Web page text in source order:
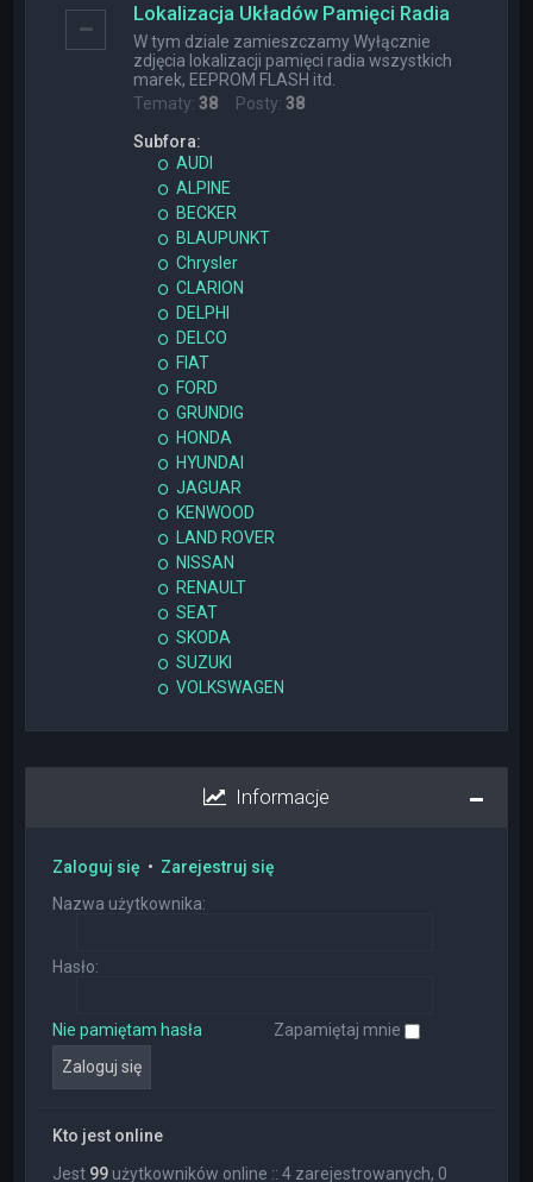
Lokalizacja Układów Pamięci Radia
W tym dziale zamieszczamy Wyłącznie
zdjęcia lokalizacji pamięci radia wszystkich
marek, EEPROM FLASH itd.
Tematy:38 Posty:38
Subfora:
AUDI
ALPINE
BECKER
BLAUPUNKT
Chrysler
CLARION
DELPHI
DELCO
FIAT
FORD
GRUNDIG
HONDA
HYUNDAI
JAGUAR
KENWOOD
LAND ROVER
NISSAN
RENAULT
SEAT
SKODA
SUZUKI
VOLKSWAGEN
Informacje
Zaloguj się • Zarejestruj się
Nazwa użytkownika:
Hasło:
Nie pamiętam hasła Zapamiętaj mnie
Kto jest online
Jest 99 użytkowników online :: 4 zarejestrowanych, 0